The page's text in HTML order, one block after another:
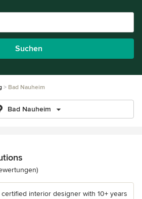
Suchen
Bad Nauheim
Bad Nauheim
4.8 von 5 Sternen
interior designer with 10+ years